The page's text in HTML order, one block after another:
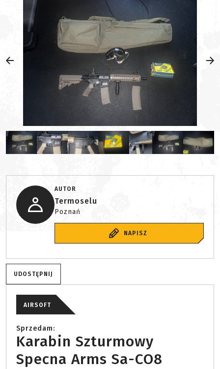
AUTOR
Termoselu
Poznań
NAPISZ
UDOSTĘPNIJ
AIRSOFT
Sprzedam:
Karabin Szturmowy
Specna Arms Sa-CO8